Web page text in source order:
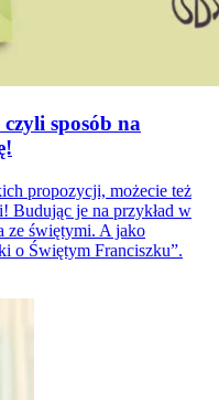
sposób na
propozycji, możecie też
Budując je na przykład w
ze świętymi. A jako
o Świętym Franciszku”.